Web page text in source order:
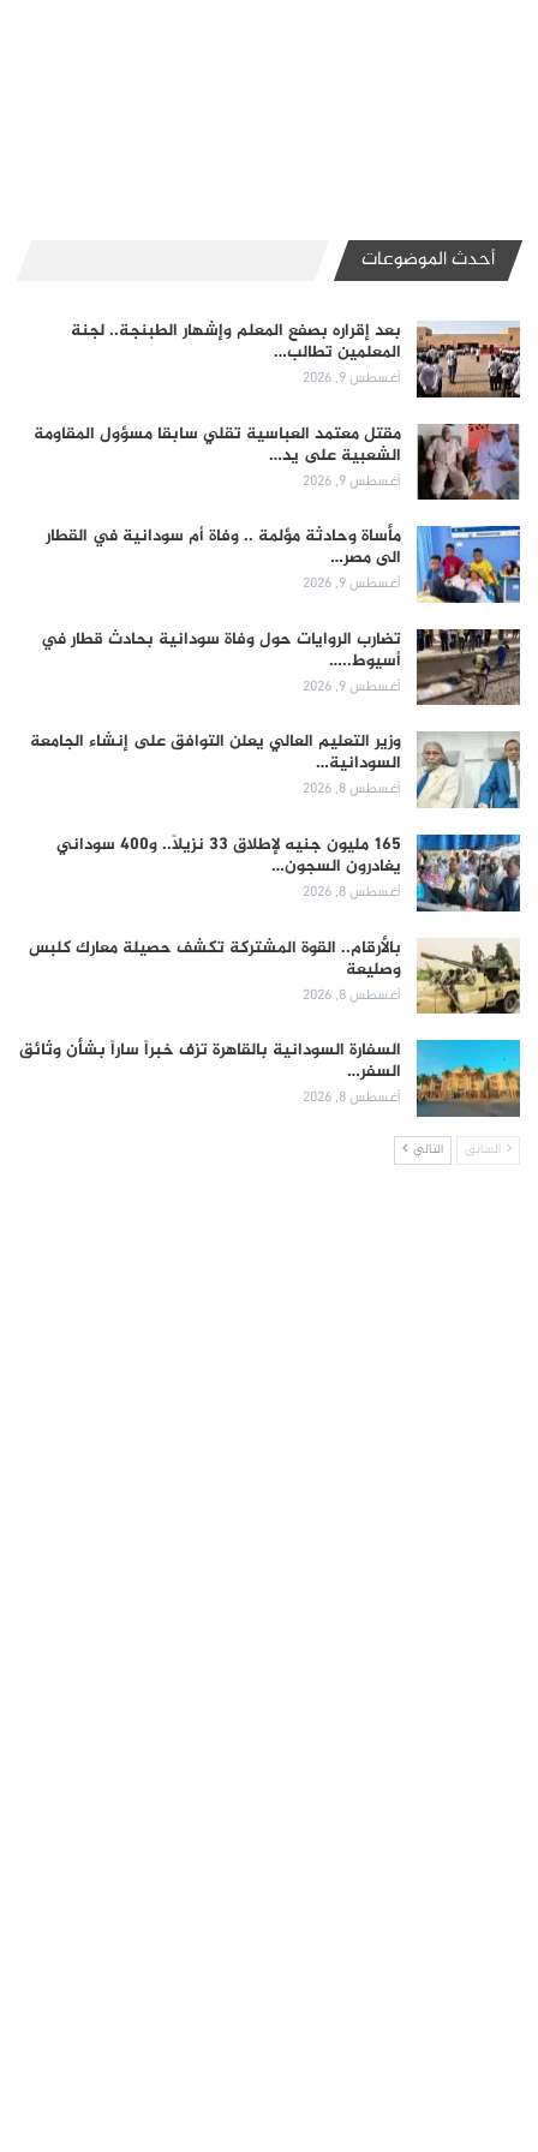
أحدث الموضوعات
بعد إقراره بصفع المعلم وإشهار الطبنجة.. لجنة
المعلمين تطالب…
أغسطس 9, 2026
مقتل معتمد العباسية تقلي سابقا مسؤول المقاومة
الشعبية على يد…
أغسطس 9, 2026
مأساة وحادثة مؤلمة .. وفاة أم سودانية في القطار
الى مصر…
أغسطس 9, 2026
تضارب الروايات حول وفاة سودانية بحادث قطار في
أسيوط..…
أغسطس 9, 2026
وزير التعليم العالي يعلن التوافق على إنشاء الجامعة
السودانية…
أغسطس 8, 2026
165 مليون جنيه لإطلاق 33 نزيلاً.. و400 سوداني
يغادرون السجون…
أغسطس 8, 2026
بالأرقام.. القوة المشتركة تكشف حصيلة معارك كلبس
وصليعة
أغسطس 8, 2026
السفارة السودانية بالقاهرة تزف خبراً ساراً بشأن وثائق
السفر…
أغسطس 8, 2026
السابق التالي